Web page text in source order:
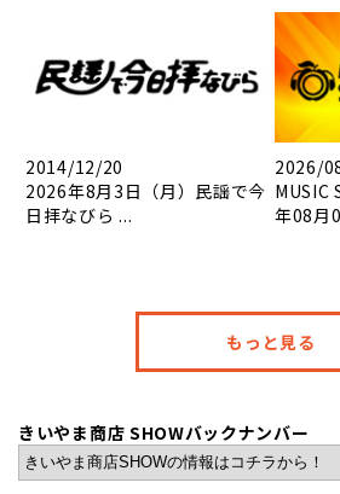
2014/12/20
2026年8月3日（月）民謡で今
日拝なびら ...
2026/
MUSIC
年08月
もっと見る
きいやま商店 SHOWバックナンバー